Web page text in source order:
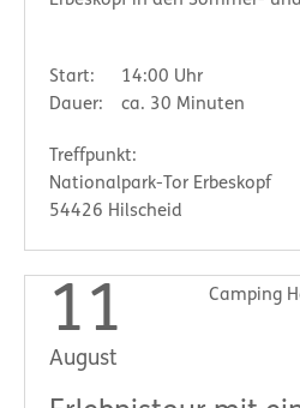
Start:
14:00 Uhr
Dauer:
ca. 30 Minuten
Treffpunkt:
Nationalpark-Tor Erbeskopf
54426 Hilscheid
11
August
Camping